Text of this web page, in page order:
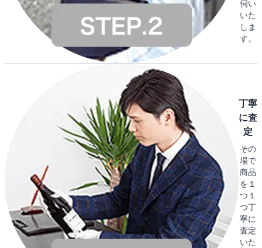
伺い
いた
しま
す。
丁寧
に査
定
その
場で
商品
を１
つ１
つ丁
寧に
査定
いた